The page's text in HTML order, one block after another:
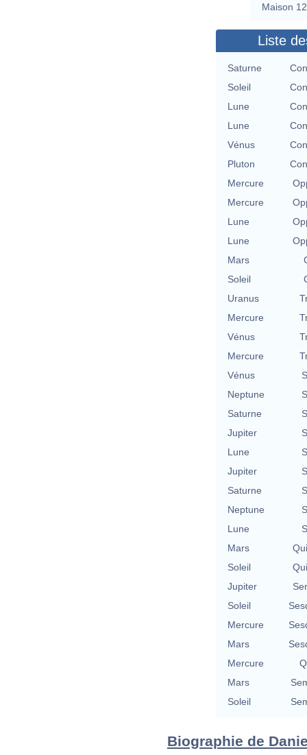
Maison 12
Liste
Saturne
Soleil
Lune
Lune
Vénus
Pluton
Mercure
Mercure
Lune
Lune
Mars
Soleil
Uranus
Mercure
Vénus
Mercure
Vénus
Neptune
Saturne
Jupiter
Lune
Jupiter
Saturne
Neptune
Lune
Mars
Soleil
Jupiter
Soleil
Mercure
Mars
Mercure
Mars
Soleil
Biographie de